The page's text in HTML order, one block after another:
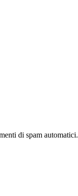
di spam automatici.